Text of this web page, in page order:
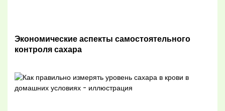
Экономические аспекты самостоятельного
контроля сахара